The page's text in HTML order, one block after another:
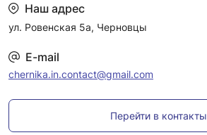
Наш адрес
ул. Ровенская 5а, Черновцы
E-mail
chernika.in.contact@gmail.com
Перейти в контакты